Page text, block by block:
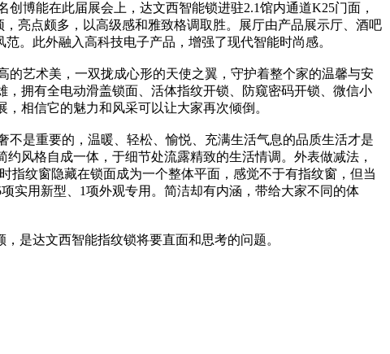
博能在此届展会上，达文西智能锁进驻2.1馆内通道K25门面，
亮点颇多，以高级感和雅致格调取胜。展厅由产品展示厅、酒吧
。此外融入高科技电子产品，增强了现代智能时尚感。
的艺术美，一双拢成心形的天使之翼，守护着整个家的温馨与安
拥有全电动滑盖锁面、活体指纹开锁、防窥密码开锁、微信小
相信它的魅力和风采可以让大家再次倾倒。
不是重要的，温暖、轻松、愉悦、充满生活气息的品质生活才是
风格自成一体，于细节处流露精致的生活情调。外表做减法，
指纹窗隐藏在锁面成为一个整体平面，感觉不于有指纹窗，但当
实用新型、1项外观专用。简洁却有内涵，带给大家不同的体
是达文西智能指纹锁将要直面和思考的问题。